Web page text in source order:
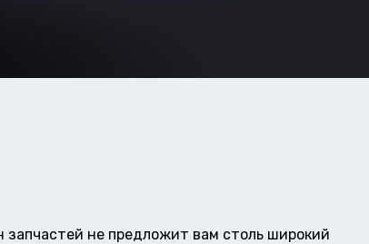
не предложит вам столь широкий